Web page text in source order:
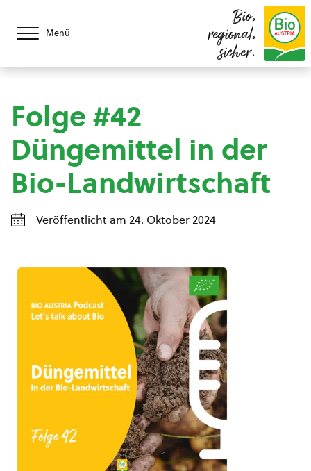
Menü
Bio,
regional,
sicher.
Folge #42
Düngemittel in der
Bio-Landwirtschaft
Veröffentlicht am 24. Oktober 2024